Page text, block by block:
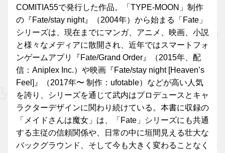
COMITIA55で発行した作品。「TYPE-MOON」制作
の『Fate/stay night』（2004年）から始まる「Fate」
シリーズは、現在までにマンガ、アニメ、映画、小説
と様々なメディアに散開され、近年ではスマートフォ
ンゲームアプリ『Fate/Grand Order』（2015年、配
信：Aniplex Inc.）や映画『Fate/stay night [Heaven’s
Feel]』（2017年〜 制作：ufotable）などが高い人気
を誇り、シリーズを通じて武内はプロデュースとキャ
ラクターデザインに関わり続けている。本書に収録の
「メイドさんは魔女」は、「Fate」シリーズにも共通
する主従の信頼関係や、日常の中に垣間見える壮大な
バックグラウンド、そして今も大きく変わることなく